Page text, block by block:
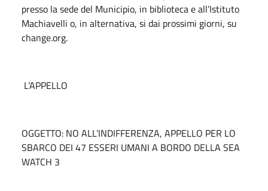
presso la sede del Municipio, in biblioteca e all’Istituto
Machiavelli o, in alternativa, si dai prossimi giorni, su
change.org.
L’APPELLO
OGGETTO: NO ALL’INDIFFERENZA, APPELLO PER LO
SBARCO DEI 47 ESSERI UMANI A BORDO DELLA SEA
WATCH 3